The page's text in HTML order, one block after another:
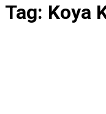
Tag: Koya